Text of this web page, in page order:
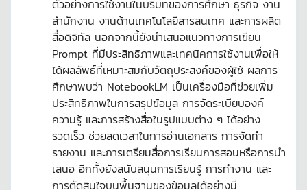
ตัวอย่างการใช้งานในบริบทของการศึกษา ธุรกิจ งาน
สำนักงาน งานด้านเทคโนโลยีสารสนเทศ และการผลิต
สื่อดิจิทัล นอกจากนี้ยังนำเสนอแนวทางการเขียน
Prompt ที่มีประสิทธิภาพและเทคนิคการใช้งานเพื่อให้
ได้ผลลัพธ์ที่เหมาะสมกับวัตถุประสงค์ของผู้ใช้ ผลการ
ศึกษาพบว่า NotebookLM เป็นเครื่องมือที่ช่วยเพิ่ม
ประสิทธิภาพในการสรุปข้อมูล การจัดระเบียบองค์
ความรู้ และการสร้างสื่อในรูปแบบต่าง ๆ ได้อย่าง
รวดเร็ว ช่วยลดเวลาในการอ่านเอกสาร การจัดทำ
รายงาน และการเตรียมสื่อการเรียนการสอนหรือการนำ
เสนอ อีกทั้งยังสนับสนุนการเรียนรู้ การทำงาน และ
การตัดสินใจบนพื้นฐานของข้อมูลได้อย่างมี